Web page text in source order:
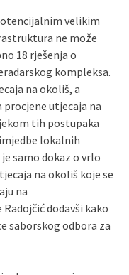
velikim
ne može
18 rješenja o
kompleksa.
na okoliš, a
utjecaja na
tih postupaka
lokalnih
samo dokaz o vrlo
na okoliš koje se
na
dodavši kako
saborskog odbora za